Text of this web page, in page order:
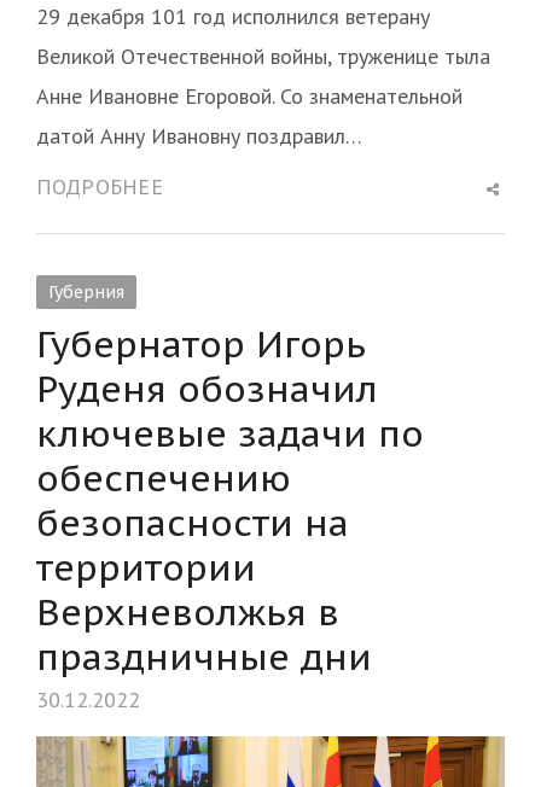
29 декабря 101 год исполнился ветерану
Великой Отечественной войны, труженице тыла
Анне Ивановне Егоровой. Со знаменательной
датой Анну Ивановну поздравил…
ПОДРОБНЕЕ
post
Губерния
Губернатор Игорь
Руденя обозначил
ключевые задачи по
обеспечению
безопасности на
территории
Верхневолжья в
праздничные дни
30.12.2022